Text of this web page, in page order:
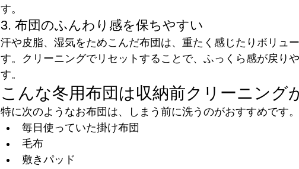
す。
3. 布団のふんわり感を保ちやすい
汗や皮脂、湿気をためこんだ布団は、重たく感じたりボリュ
す。クリーニングでリセットすることで、ふっくら感が戻り
す。
こんな冬用布団は収納前クリーニング
特に次のようなお布団は、しまう前に洗うのがおすすめです。
毎日使っていた掛け布団
毛布
敷きパッド